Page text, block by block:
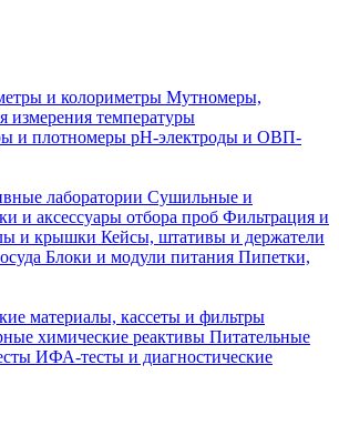
и колориметры Мутномеры,
измерения температуры
и плотномеры pH-электроды и ОВП-
лаборатории Сушильные и
и аксессуары отбора проб Фильтрация и
и крышки Кейсы, штативы и держатели
Блоки и модули питания Пипетки,
материалы, кассеты и фильтры
химические реактивы Питательные
ИФА-тесты и диагностические